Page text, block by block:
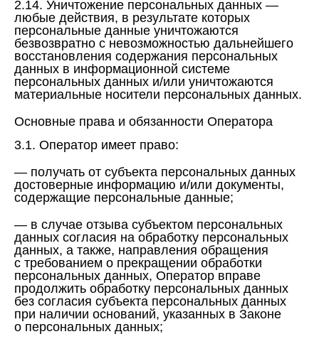
2.14. Уничтожение персональных данных —
любые действия, в результате которых
персональные данные уничтожаются
безвозвратно с невозможностью дальнейшего
восстановления содержания персональных
данных в информационной системе
персональных данных и/или уничтожаются
материальные носители персональных данных.
Основные права и обязанности Оператора
3.1. Оператор имеет право:
— получать от субъекта персональных данных
достоверные информацию и/или документы,
содержащие персональные данные;
— в случае отзыва субъектом персональных
данных согласия на обработку персональных
данных, а также, направления обращения
с требованием о прекращении обработки
персональных данных, Оператор вправе
продолжить обработку персональных данных
без согласия субъекта персональных данных
при наличии оснований, указанных в Законе
о персональных данных;